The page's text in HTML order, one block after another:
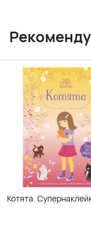
Котята.